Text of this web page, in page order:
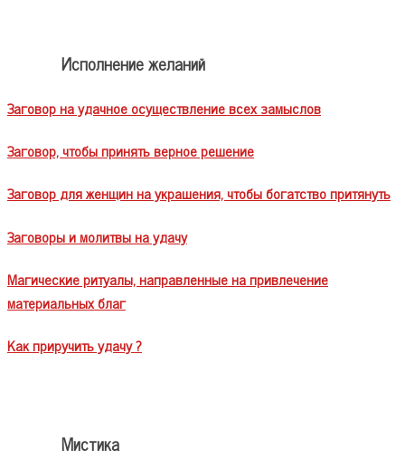
Исполнение желаний
Заговор на удачное осуществление всех замыслов
Заговор, чтобы принять верное решение
Заговор для женщин на украшения, чтобы богатство притянуть
Заговоры и молитвы на удачу
Магические ритуалы, направленные на привлечение
материальных благ
Как приручить удачу ?
Мистика